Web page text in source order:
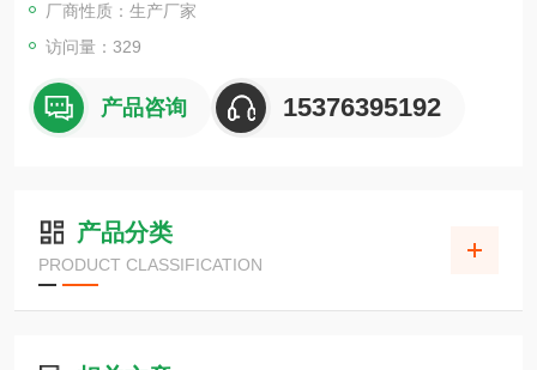
厂商性质：生产厂家
访问量：329
产品咨询 15376395192
产品分类
PRODUCT CLASSIFICATION